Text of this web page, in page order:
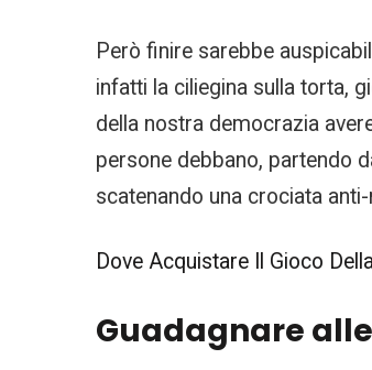
Però finire sarebbe
infatti la ciliegina sulla torta,
della nostra democrazia
persone debbano, partendo
scatenando una crociata
Dove Acquistare Il Gioco
Guadagnare